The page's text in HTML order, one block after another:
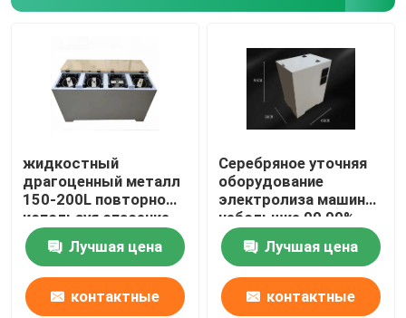
жидкостный
драгоценный металл
150-200L повторно
используя спасение
металла машины 99%
от отработанной
воды
Лучшая цена
контактные
Серебряное уточняя
оборудование
электролиза машины
небольшие 99,99%
легкое для того
чтобы привестись в
действие
доказательство
утечки
Лучшая цена
контактные